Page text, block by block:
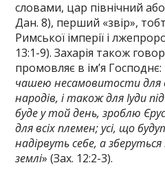
словами, цар північний
Дан. 8), перший «звір»,
Римської імперії і
13:1-9). Захарія також
промовляє в ім’я Господнє:
чашею несамовитости для
народів, і також для Іуди
буде у той день, зроблю
для всіх племен; усі, що
надірвуть себе, а
землі» (Зах. 12:2-3).